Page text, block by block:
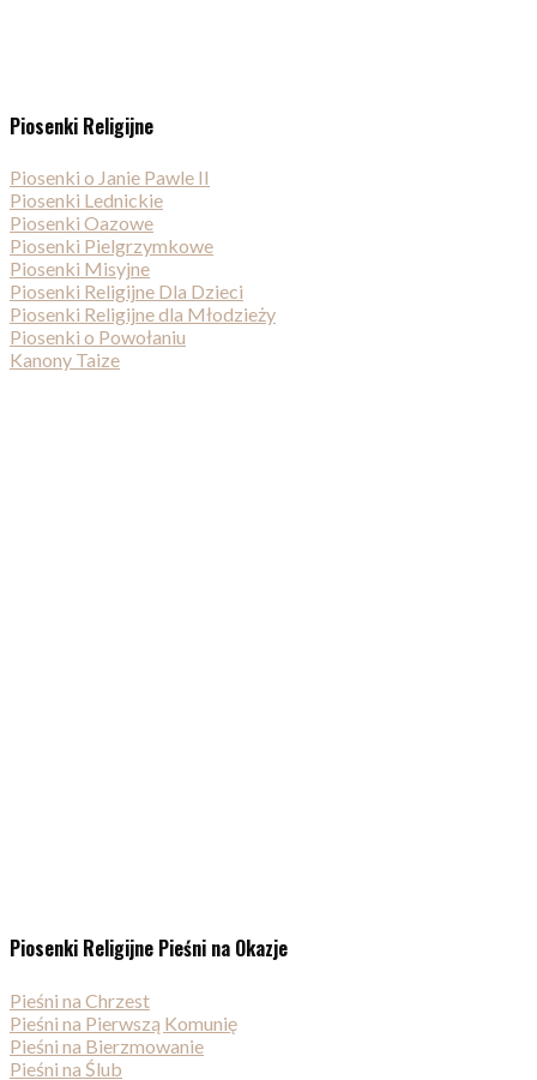
Piosenki Religijne
Piosenki o Janie Pawle II
Piosenki Lednickie
Piosenki Oazowe
Piosenki Pielgrzymkowe
Piosenki Misyjne
Piosenki Religijne Dla Dzieci
Piosenki Religijne dla Młodzieży
Piosenki o Powołaniu
Kanony Taize
Piosenki Religijne Pieśni na Okazje
Pieśni na Chrzest
Pieśni na Pierwszą Komunię
Pieśni na Bierzmowanie
Pieśni na Ślub